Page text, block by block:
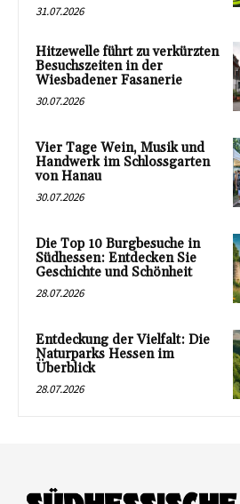
31.07.2026
Hitzewelle führt zu verkürzten
Besuchszeiten in der
Wiesbadener Fasanerie
30.07.2026
Vier Tage Wein, Musik und
Handwerk im Schlossgarten
von Hanau
30.07.2026
Die Top 10 Burgbesuche in
Südhessen: Entdecken Sie
Geschichte und Schönheit
28.07.2026
Entdeckung der Vielfalt: Die
Naturparks Hessen im
Überblick
28.07.2026